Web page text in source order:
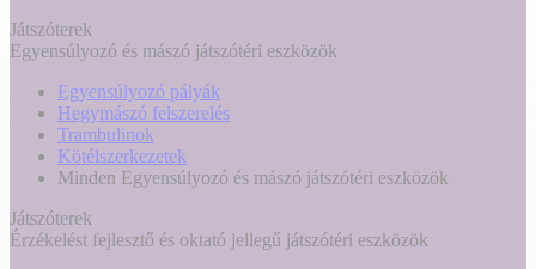
Játszóterek
Egyensúlyozó és mászó játszótéri eszközök
Egyensúlyozó pályák
Hegymászó felszerelés
Trambulinok
Kötélszerkezetek
Minden Egyensúlyozó és mászó játszótéri eszközök
Játszóterek
Érzékelést fejlesztő és oktató jellegű játszótéri eszközök